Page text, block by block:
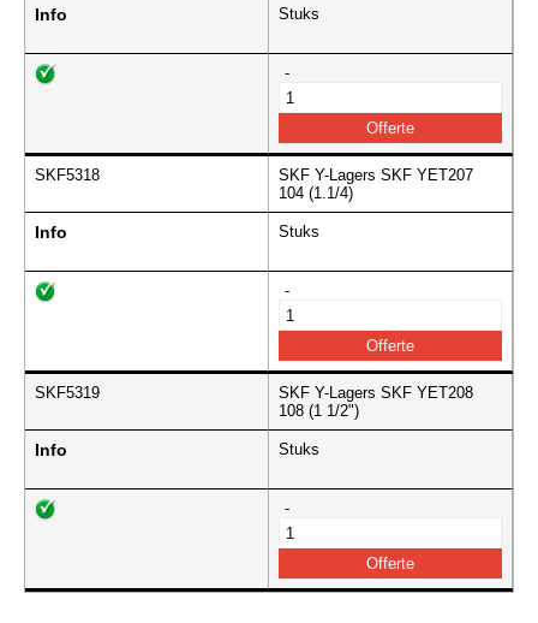
Info Stuks
-
SKF5318
SKF Y-Lagers SKF YET207
104 (1.1/4)
Info Stuks
-
SKF5319
SKF Y-Lagers SKF YET208
108 (1 1/2")
Info Stuks
-